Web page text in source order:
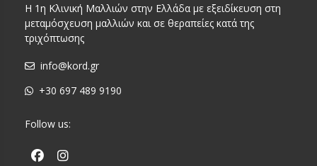
Η 1η Κλινική Μαλλιών στην Ελλάδα με εξειδίκευση στη
μεταμόσχευση μαλλιών και σε θεραπείες κατά της
τριχόπτωσης
info@kord.gr
+30 697 489 9190
Follow us: